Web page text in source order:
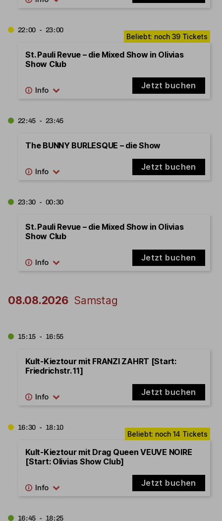
22:00 - 23:00
St. Pauli Revue – die Mixed Show in Olivias
Show Club
Jetzt buchen
22:45 - 23:45
The BUNNY BURLESQUE – die Show
Jetzt buchen
23:30 - 00:30
St. Pauli Revue – die Mixed Show in Olivias
Show Club
Jetzt buchen
08.08.2026 Samstag
15:15 - 16:55
Kult-Kieztour mit FRANZI ZAHRT [Start:
Friedrichstr. 11]
Jetzt buchen
16:30 - 18:10
Kult-Kieztour mit Drag Queen VEUVE NOIRE
[Start: Olivias Show Club]
Jetzt buchen
16:45 - 18:25